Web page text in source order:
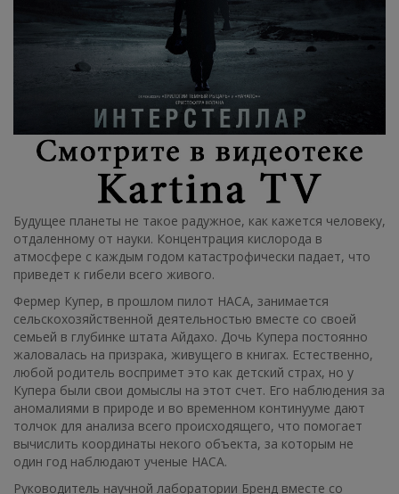
Будущее планеты не такое радужное, как кажется человеку,
отдаленному от науки. Концентрация кислорода в
атмосфере с каждым годом катастрофически падает, что
приведет к гибели всего живого.
Фермер Купер, в прошлом пилот НАСА, занимается
сельскохозяйственной деятельностью вместе со своей
семьей в глубинке штата Айдахо. Дочь Купера постоянно
жаловалась на призрака, живущего в книгах. Естественно,
любой родитель воспримет это как детский страх, но у
Купера были свои домыслы на этот счет. Его наблюдения за
аномалиями в природе и во временном континууме дают
толчок для анализа всего происходящего, что помогает
вычислить координаты некого объекта, за которым не
один год наблюдают ученые НАСА.
Руководитель научной лаборатории Бренд вместе со